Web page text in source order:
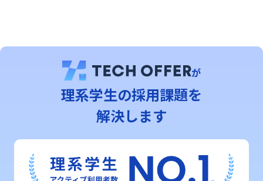
が
理系学⽣の採用課題を
解決します